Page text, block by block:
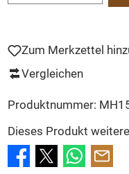
Zum Merkzettel
Vergleichen
Produktnummer:
Dieses Produkt